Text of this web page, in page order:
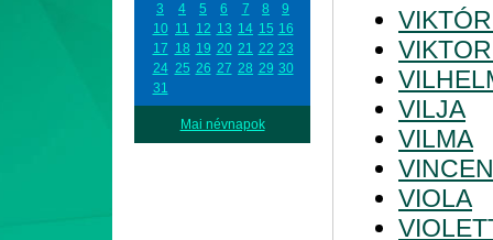
3
4 5 6 7 8
9
10 11 12 13 14 15 16
17 18 19 20 21 22 23
24 25 26 27 28 29 30
31
Mai névnapok
VILJA
VILMA
VIOLA